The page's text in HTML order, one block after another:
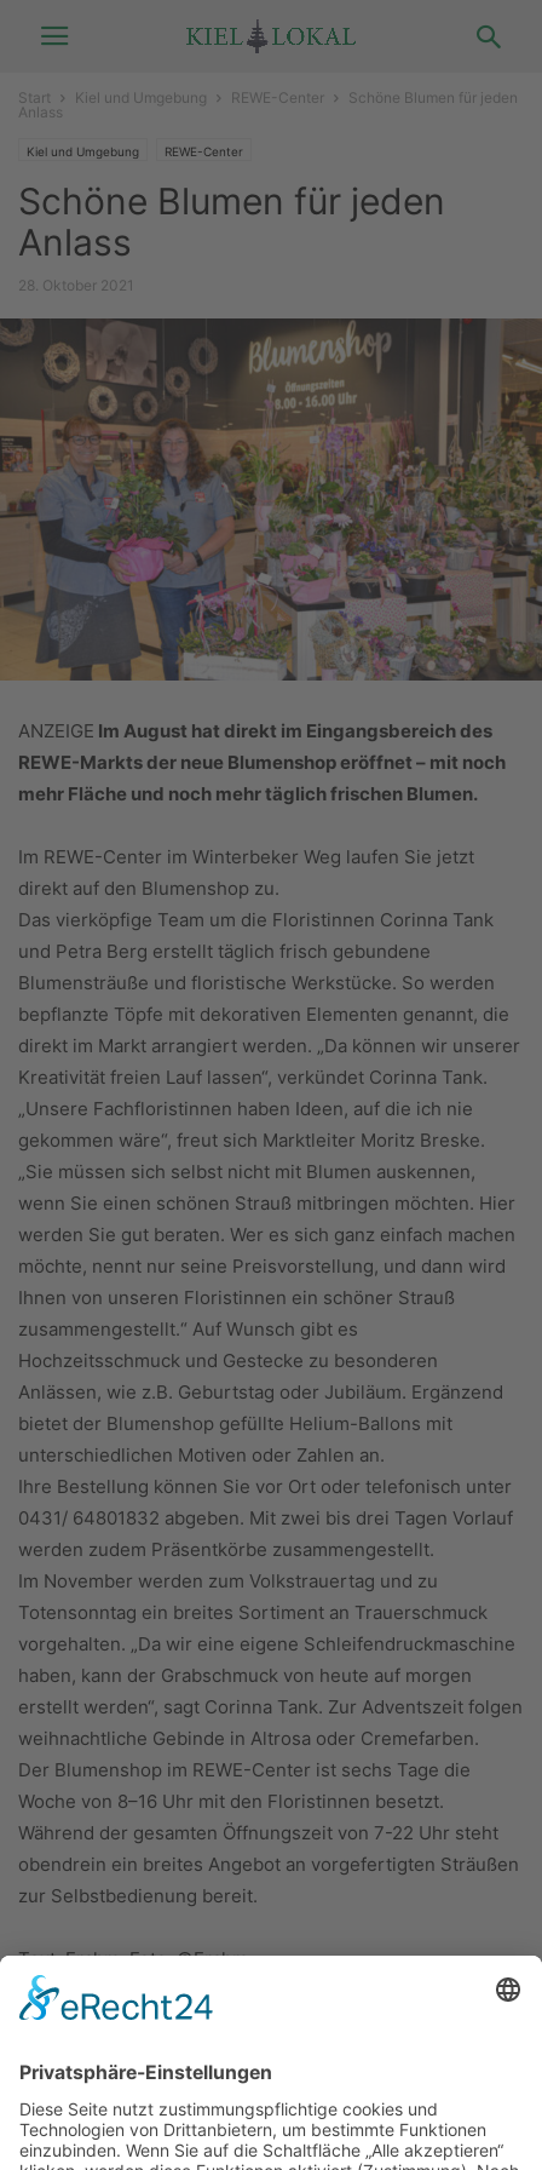
Start Kiel und Umgebung REWE-Center
Schöne Blumen für jeden
Anlass
Kiel und Umgebung REWE-Center
Schöne Blumen für jeden
Anlass
28. Oktober 2021
ANZEIGE Im August hat direkt im Eingangsbereich des
REWE-Markts der neue Blumenshop eröffnet – mit noch
mehr Fläche und noch mehr täglich frischen Blumen.
Im REWE-Center im Winterbeker Weg laufen Sie jetzt
direkt auf den Blumenshop zu.
Das vierköpfige Team um die Floristinnen Corinna Tank
und Petra Berg erstellt täglich frisch gebundene
Blumensträuße und floristische Werkstücke. So werden
bepflanzte Töpfe mit dekorativen Elementen genannt, die
direkt im Markt arrangiert werden. „Da können wir unserer
Kreativität freien Lauf lassen“, verkündet Corinna Tank.
„Unsere Fachfloristinnen haben Ideen, auf die ich nie
gekommen wäre“, freut sich Marktleiter Moritz Breske.
„Sie müssen sich selbst nicht mit Blumen auskennen,
wenn Sie einen schönen Strauß mitbringen möchten. Hier
werden Sie gut beraten. Wer es sich ganz einfach machen
möchte, nennt nur seine Preisvorstellung, und dann wird
Ihnen von unseren Floristinnen ein schöner Strauß
zusammengestellt.“ Auf Wunsch gibt es
Hochzeitsschmuck und Gestecke zu besonderen
Anlässen, wie z.B. Geburtstag oder Jubiläum. Ergänzend
bietet der Blumenshop gefüllte Helium-Ballons mit
unterschiedlichen Motiven oder Zahlen an.
Ihre Bestellung können Sie vor Ort oder telefonisch unter
0431/ 64801832 abgeben. Mit zwei bis drei Tagen Vorlauf
werden zudem Präsentkörbe zusammengestellt.
Im November werden zum Volkstrauertag und zu
Totensonntag ein breites Sortiment an Trauerschmuck
vorgehalten. „Da wir eine eigene Schleifendruckmaschine
haben, kann der Grabschmuck von heute auf morgen
erstellt werden“, sagt Corinna Tank. Zur Adventszeit folgen
weihnachtliche Gebinde in Altrosa oder Cremefarben.
Der Blumenshop im REWE-Center ist sechs Tage die
Woche von 8–16 Uhr mit den Floristinnen besetzt.
Während der gesamten Öffnungszeit von 7-22 Uhr steht
obendrein ein breites Angebot an vorgefertigten Sträußen
zur Selbstbedienung bereit.
Text: Frahm; Foto: ©Frahm